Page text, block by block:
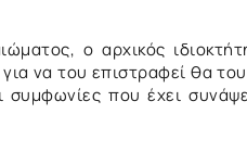
ο αρχικός
να του επιστραφεί θα
που έχει